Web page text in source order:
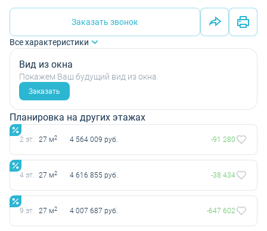
Заказать звонок
Все характеристики
Вид из окна
Покажем Ваш будущий вид из окна
Заказать
Планировка на других этажах
2 эт. 27 м2 4 564 009 руб. -91 280
4 эт. 27 м2 4 616 855 руб. -38 434
9 эт. 27 м2 4 007 687 руб. -647 602